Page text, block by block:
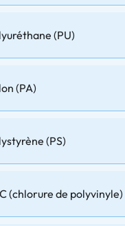
(PU)
(PA)
(PS)
(chlorure de polyvinyle)